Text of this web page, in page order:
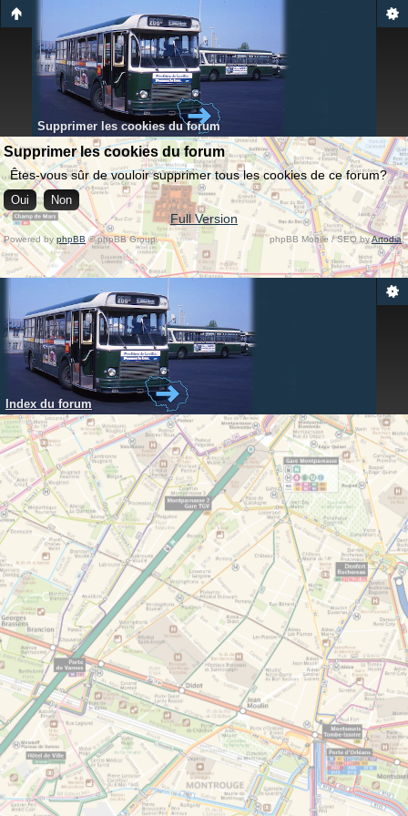
Supprimer les cookies du forum
Supprimer les cookies du forum
Êtes-vous sûr de vouloir supprimer tous les cookies de ce forum?
Full Version
Powered byphpBB © phpBB Group. phpBB Mobile / SEO byArtodia.
Index du forum